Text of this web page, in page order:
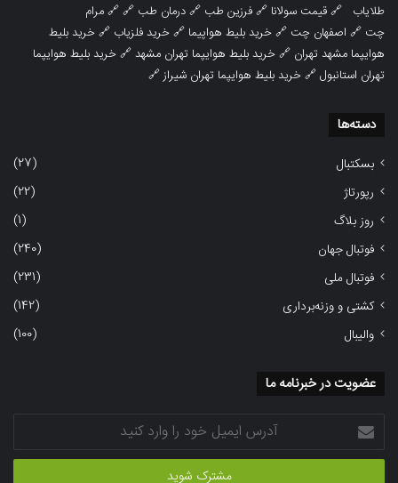
طلایاب 🔗قیمت سولانا 🔗فرزین طب 🔗درمان طب 🔗 🔗مرام
چت 🔗 اصفهان چت 🔗خرید بلیط هواپیما 🔗خرید فلزیاب 🔗خرید بلیط
هوایپما مشهد تهران 🔗خرید بلیط هوایپما تهران مشهد🔗خرید بلیط هوایپما
تهران استانبول🔗خرید بلیط هوایپما تهران شیراز🔗
دسته‌ها
بسکتبال
(27)
رپورتاژ
(22)
روز بلاگ
(1)
فوتبال جهان
(240)
فوتبال ملی
(231)
کشتی و وزنه‌برداری
(142)
والیبال
(100)
عضویت در خبرنامه ما
آدرس
ایمیل
خود